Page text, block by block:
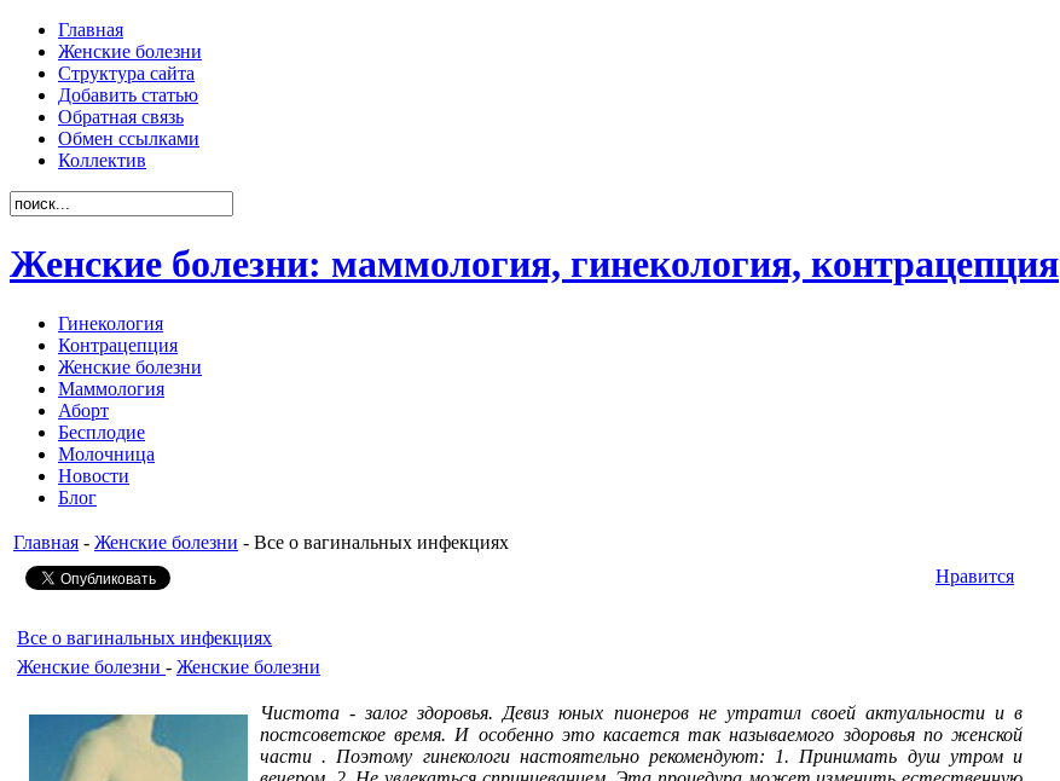
Главная
Женские болезни
Структура сайта
Добавить статью
Обратная связь
Обмен ссылками
Коллектив
Женские болезни: маммология, гинекология, контрацепция
Гинекология
Контрацепция
Женские болезни
Маммология
Аборт
Бесплодие
Молочница
Новости
Блог
Главная - Женские болезни - Все о вагинальных инфекциях
Нравится
Все о вагинальных инфекциях
Женские болезни - Женские болезни
Чистота - залог здоровья. Девиз юных пионеров не утратил своей актуальности и в
постсоветcкое время. И особенно это касается так называемого здоровья по женской
части . Поэтому гинекологи настоятельно рекомендуют: 1. Принимать душ утром и